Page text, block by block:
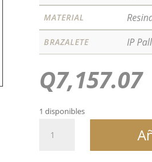
MATERIAL
BRAZALETE IP
Q7,157.07
1 disponibles
Rollerball